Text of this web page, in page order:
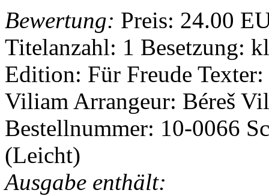
Bewertung: Preis: 24.00
Titelanzahl: 1 Besetzung:
Edition: Für Freude
Viliam Arrangeur: Béreš
Bestellnummer: 10-0066
(Leicht)
Ausgabe enthält: